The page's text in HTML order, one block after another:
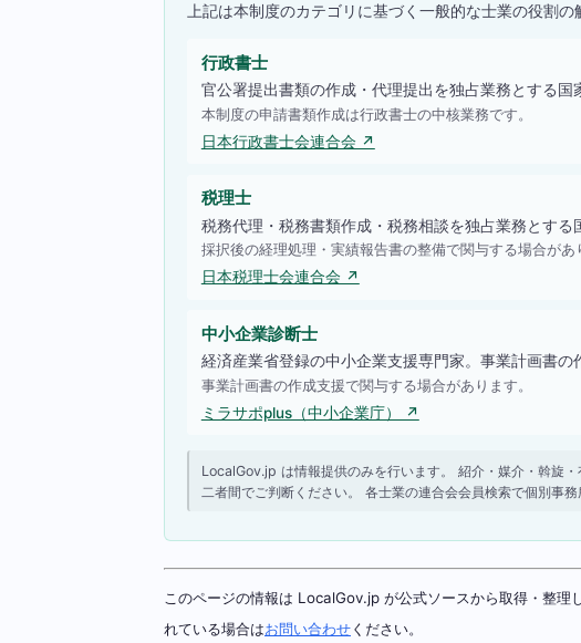
上記は本制度のカテゴリに基づく一般的な士業の役割
行政書士
官公署提出書類の作成・代理提出を独占業務とする国
本制度の申請書類作成は行政書士の中核業務です。
日本行政書士会連合会 ↗
税理士
税務代理・税務書類作成・税務相談を独占業務とする
採択後の経理処理・実績報告書の整備で関与する場合があ
日本税理士会連合会 ↗
中小企業診断士
経済産業省登録の中小企業支援専門家。事業計画書の
事業計画書の作成支援で関与する場合があります。
ミラサポplus（中小企業庁） ↗
LocalGov.jp は情報提供のみを行います。 紹介・媒介・斡旋
二者間でご判断ください。 各士業の連合会会員検索で個別事務
このページの情報は LocalGov.jp が公式ソースから取得・整理
れている場合はお問い合わせください。